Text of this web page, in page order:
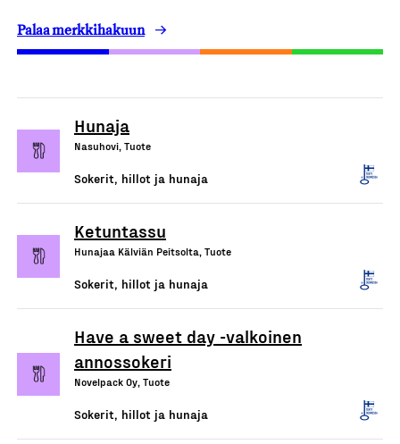
Palaa merkkihakuun
Hunaja
Nasuhovi, Tuote
Sokerit, hillot ja hunaja
Ketuntassu
Hunajaa Kälviän Peitsolta, Tuote
Sokerit, hillot ja hunaja
Have a sweet day -valkoinen
annossokeri
Novelpack Oy, Tuote
Sokerit, hillot ja hunaja